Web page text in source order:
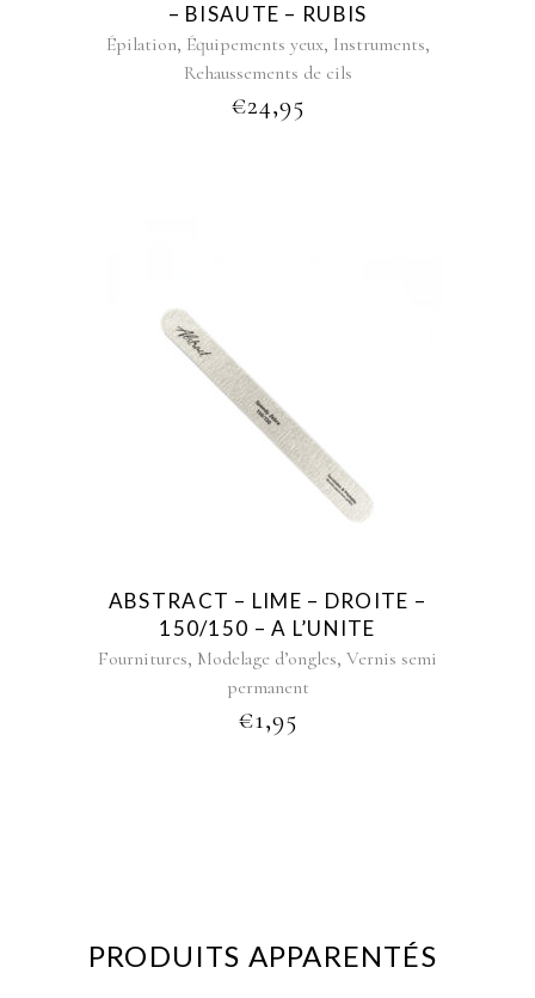
– BISAUTE – RUBIS
Épilation, Équipements yeux, Instruments,
Rehaussements de cils
€24,95
ABSTRACT – LIME – DROITE –
150/150 – A L’UNITE
Fournitures, Modelage d’ongles, Vernis semi
permanent
€1,95
PRODUITS APPARENTÉS